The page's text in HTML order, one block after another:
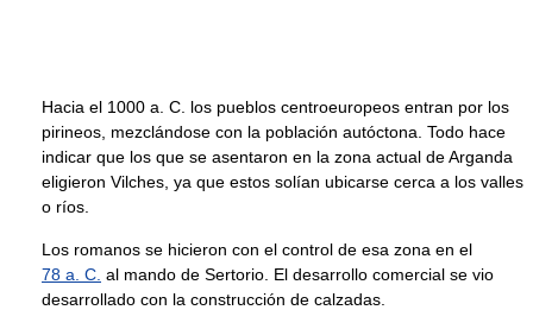
Hacia el 1000 a. C. los pueblos centroeuropeos entran por los
pirineos, mezclándose con la población autóctona. Todo hace
indicar que los que se asentaron en la zona actual de Arganda
eligieron Vilches, ya que estos solían ubicarse cerca a los valles
o ríos.
Los romanos se hicieron con el control de esa zona en el
78 a. C. al mando de Sertorio. El desarrollo comercial se vio
desarrollado con la construcción de calzadas.